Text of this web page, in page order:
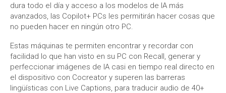
dura todo el día y acceso a los modelos de IA más
avanzados, las Copilot+ PCs les permitirán hacer cosas que
no pueden hacer en ningún otro PC.
Estas máquinas te permiten encontrar y recordar con
facilidad lo que han visto en su PC con Recall, generar y
perfeccionar imágenes de IA casi en tiempo real directo en
el dispositivo con Cocreator y superen las barreras
lingüísticas con Live Captions, para traducir audio de 40+